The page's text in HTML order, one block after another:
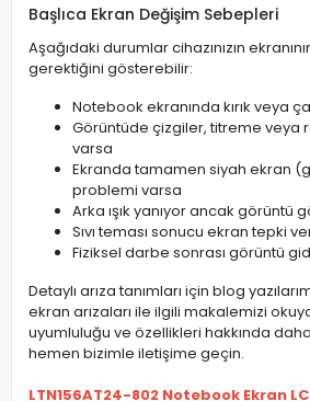
Başlıca Ekran Değişim Sebepleri
Aşağıdaki durumlar cihazınızın
gerektiğini gösterebilir:
Notebook ekranında kırık veya
Görüntüde çizgiler, titreme veya
varsa
Ekranda tamamen siyah ekran
problemi varsa
Arka ışık yanıyor ancak görüntü
Sıvı teması sonucu ekran tepki
Fiziksel darbe sonrası görüntü
Detaylı arıza tanımları için blog
ekran arızaları ile ilgili makalemizi
uyumluluğu ve özellikleri hakkında
hemen bizimle iletişime geçin.
LTN156AT24-802 Notebook Ekran